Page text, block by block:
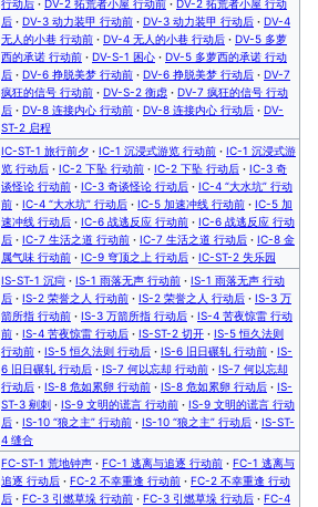
行动后 · DV-2 拓荒者小屋 行动前 · DV-2 拓荒者小屋 行动
后 · DV-3 动力装甲 行动前 · DV-3 动力装甲 行动后 · DV-4
无人的小巷 行动前 · DV-4 无人的小巷 行动后 · DV-5 多萝
西的承诺 行动前 · DV-S-1 困心 · DV-5 多萝西的承诺 行动
后 · DV-6 挣脱美梦 行动前 · DV-6 挣脱美梦 行动后 · DV-7
疯狂的信号 行动前 · DV-S-2 衡虑 · DV-7 疯狂的信号 行动
后 · DV-8 连接内心 行动前 · DV-8 连接内心 行动后 · DV-
ST-2 启程
IC-ST-1 旅行前夕 · IC-1 沉浸式游览 行动前 · IC-1 沉浸式游
览 行动后 · IC-2 下坠 行动前 · IC-2 下坠 行动后 · IC-3 奇
谈怪论 行动前 · IC-3 奇谈怪论 行动后 · IC-4 “大水坑” 行动
前 · IC-4 “大水坑” 行动后 · IC-5 加速冲线 行动前 · IC-5 加
速冲线 行动后 · IC-6 战逃反应 行动前 · IC-6 战逃反应 行动
后 · IC-7 生活之道 行动前 · IC-7 生活之道 行动后 · IC-8 金
属气味 行动前 · IC-9 穹顶之上 行动后 · IC-ST-2 失乐园
IS-ST-1 沉疴 · IS-1 雨落无声 行动前 · IS-1 雨落无声 行动
后 · IS-2 荣誉之人 行动前 · IS-2 荣誉之人 行动后 · IS-3 万
箭所指 行动前 · IS-3 万箭所指 行动后 · IS-4 苦夜惊雷 行动
前 · IS-4 苦夜惊雷 行动后 · IS-ST-2 切开 · IS-5 恒久法则
行动前 · IS-5 恒久法则 行动后 · IS-6 旧日碾轧 行动前 · IS-
6 旧日碾轧 行动后 · IS-7 何以忘却 行动前 · IS-7 何以忘却
行动后 · IS-8 危如累卵 行动前 · IS-8 危如累卵 行动后 · IS-
ST-3 剜刺 · IS-9 文明的谎言 行动前 · IS-9 文明的谎言 行动
后 · IS-10 “狼之主” 行动前 · IS-10 “狼之主” 行动后 · IS-ST-
4 缝合
FC-ST-1 荒地钟声 · FC-1 逃离与追逐 行动前 · FC-1 逃离与
追逐 行动后 · FC-2 不幸重逢 行动前 · FC-2 不幸重逢 行动
后 · FC-3 引燃草垛 行动前 · FC-3 引燃草垛 行动后 · FC-4